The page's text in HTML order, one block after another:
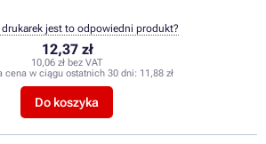
12,37 zł
10,06 zł bez VAT
cena w ciągu ostatnich 30 dni: 11,88 zł
Do koszyka
drukarek jest to odpowiedni produkt?